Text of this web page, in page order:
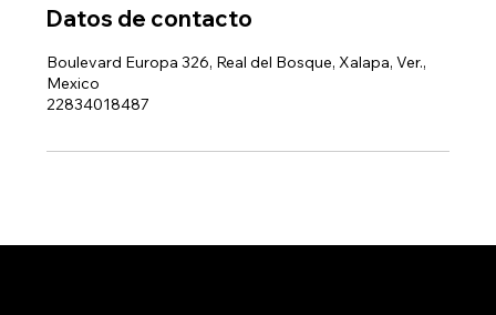
Datos de contacto
Boulevard Europa 326, Real del Bosque, Xalapa, Ver.,
Mexico
22834018487